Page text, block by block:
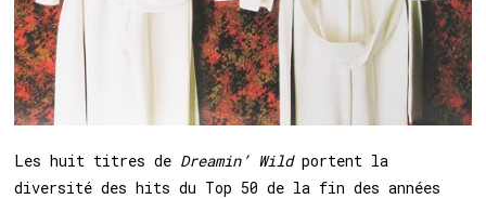
Les huit titres de Dreamin’ Wildportent la
diversité des hits du Top 50 de la fin des années